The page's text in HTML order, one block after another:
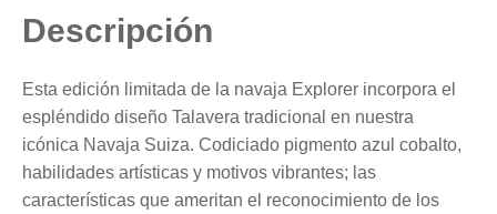
Descripción
Esta edición limitada de la navaja Explorer incorpora el
espléndido diseño Talavera tradicional en nuestra
icónica Navaja Suiza. Codiciado pigmento azul cobalto,
habilidades artísticas y motivos vibrantes; las
características que ameritan el reconocimiento de los